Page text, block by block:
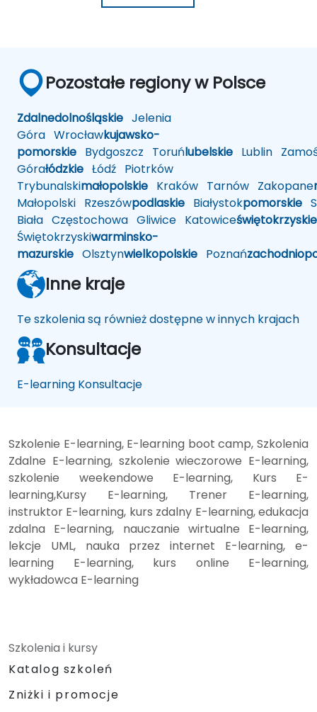
Pozostałe regiony w Polsce
Zdalnedolnośląskie Jelenia
Góra Wrocławkujawsko-
pomorskie Bydgoszcz Toruńlubelskie Lublin
Górałódzkie Łódź Piotrków
Trybunalskimałopolskie Kraków Tarnów Zakopane
Małopolski Rzeszówpodlaskie Białystokpomorskie
Biała Częstochowa Gliwice Katowiceświętokrzyskie
Świętokrzyskiwarminsko-
mazurskie Olsztynwielkopolskie Poznań
Inne kraje
Te szkolenia są również dostępne w innych krajach
Konsultacje
E-learning Konsultacje
Szkolenie E-learning, E-learning boot camp, Szkolenia
Zdalne E-learning, szkolenie wieczorowe E-learning,
szkolenie weekendowe E-learning, Kurs E-
learning,Kursy E-learning, Trener E-learning,
instruktor E-learning, kurs zdalny E-learning, edukacja
zdalna E-learning, nauczanie wirtualne E-learning,
lekcje UML, nauka przez internet E-learning, e-
learning E-learning, kurs online E-learning,
wykładowca E-learning
Szkolenia i kursy
Katalog szkoleń
Zniżki i promocje